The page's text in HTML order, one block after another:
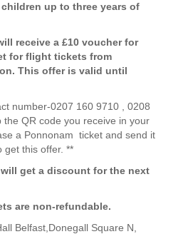
up to three years of
receive a £10 voucher for
for flight tickets from
This offer is valid until
number-0207 160 9710 , 0208
the QR code you receive in your
a Ponnonam ticket and send it
get this offer. **
will get a discount for the next
are non-refundable.
Belfast,Donegall Square N,